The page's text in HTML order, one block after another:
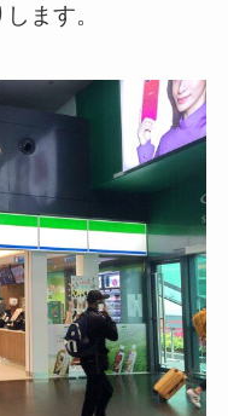
ます。